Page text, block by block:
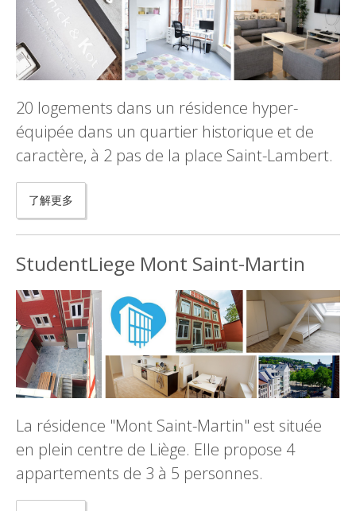
20 logements dans un résidence hyper-
équipée dans un quartier historique et de
caractère, à 2 pas de la place Saint-Lambert.
了解更多
StudentLiege Mont Saint-Martin
La résidence "Mont Saint-Martin" est située
en plein centre de Liège. Elle propose 4
appartements de 3 à 5 personnes.